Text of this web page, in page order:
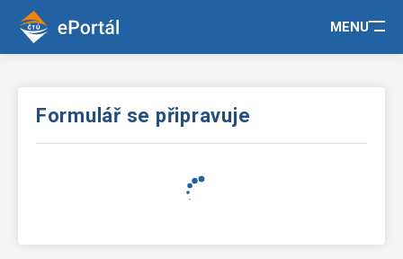
MENU
Formulář se připravuje